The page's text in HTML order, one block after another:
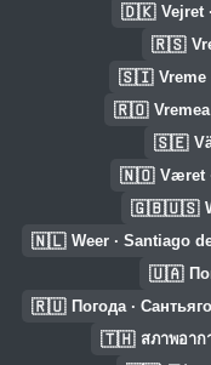
🇩🇰 Vejret
🇷🇸
🇸🇮 Vreme
🇷🇴
🇸🇪
🇳🇴 Været
🇬🇧🇺🇸
🇳🇱 Weer · Santiago
🇺🇦
🇷🇺 Погода ·
🇹🇭 สภาพอาก